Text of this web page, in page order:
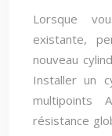
Lorsque
existante,
nouveau
Installer un
multipoints
résistance